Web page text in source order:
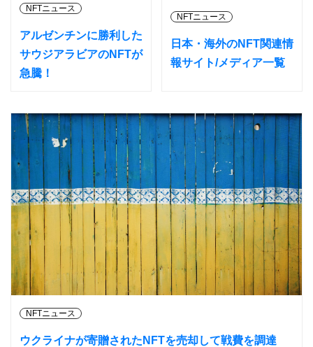
NFTニュース
アルゼンチンに勝利した
サウジアラビアのNFTが
急騰！
NFTニュース
日本・海外のNFT関連情
報サイト/メディア一覧
NFTニュース
ウクライナが寄贈されたNFTを売却して戦費を調達